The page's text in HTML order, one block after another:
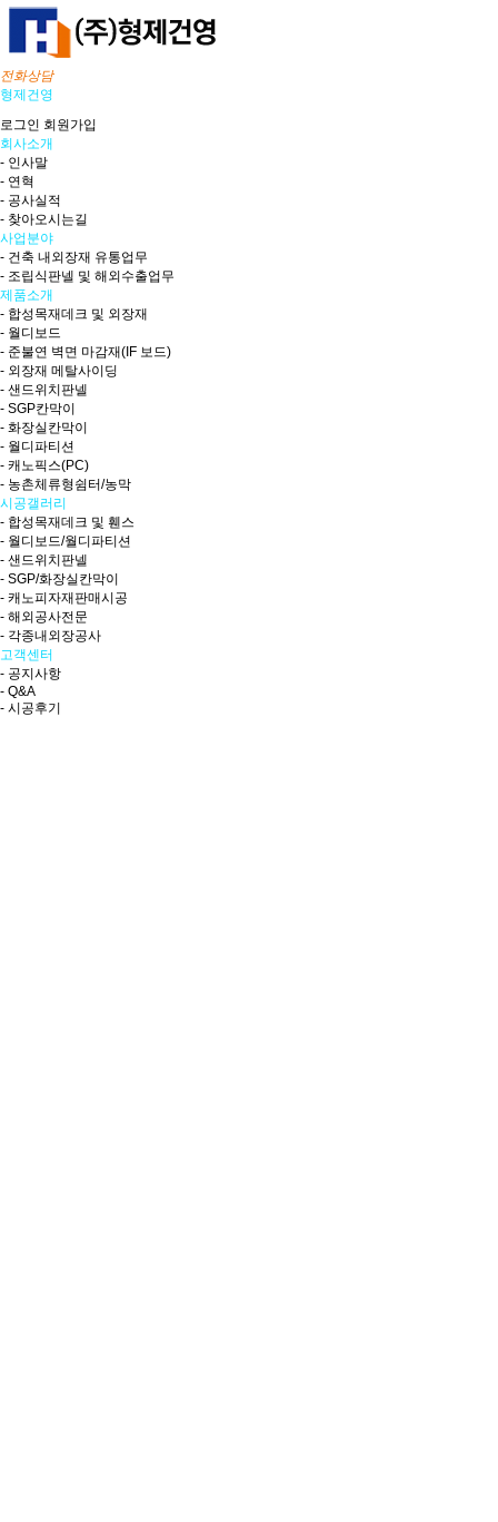
전화상담
형제건영
로그인 회원가입
회사소개
- 인사말
- 연혁
- 공사실적
- 찾아오시는길
사업분야
- 건축 내외장재 유통업무
- 조립식판넬 및 해외수출업무
제품소개
- 합성목재데크 및 외장재
- 월디보드
- 준불연 벽면 마감재(IF 보드)
- 외장재 메탈사이딩
- 샌드위치판넬
- SGP칸막이
- 화장실칸막이
- 월디파티션
- 캐노픽스(PC)
- 농촌체류형쉼터/농막
시공갤러리
- 합성목재데크 및 휀스
- 월디보드/월디파티션
- 샌드위치판넬
- SGP/화장실칸막이
- 캐노피자재판매시공
- 해외공사전문
- 각종내외장공사
고객센터
- 공지사항
- Q&A
- 시공후기